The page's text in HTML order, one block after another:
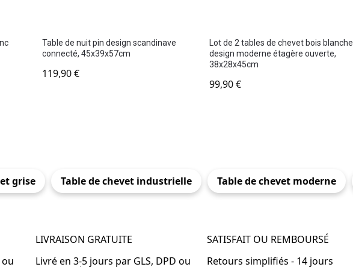
Table de nuit pin design scandinave
connecté, 45x39x57cm
119,90€
Lot de 2 tables de chevet bois blanche
design moderne étagère ouverte,
38x28x45cm
99,90€
grise Table de chevet industrielle Table de chevet moderne
ou
LIVRAISON GRATUITE
Livré en 3-5 jours par GLS, DPD ou
SATISFAIT OU REMBOURSÉ
Retours simplifiés - 14 jours